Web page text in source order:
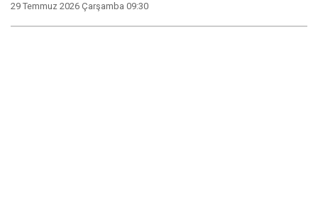
29 Temmuz 2026 Çarşamba 09:30